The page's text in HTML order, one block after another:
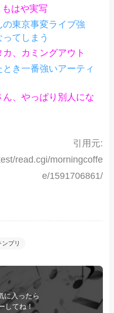
もはや実写
の東京事変ライブ強
てしまう
カ、カミングアウト
き一番強いアーティ
ん、やっぱり別人にな
引用元:
read.cgi/morningcoffe
e/1591706861/
ンプリ
に入ったら
してね！